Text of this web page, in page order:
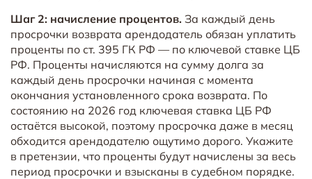
Шаг 2: начисление процентов. За каждый день
просрочки возврата арендодатель обязан уплатить
проценты по ст. 395 ГК РФ — по ключевой ставке ЦБ
РФ. Проценты начисляются на сумму долга за
каждый день просрочки начиная с момента
окончания установленного срока возврата. По
состоянию на 2026 год ключевая ставка ЦБ РФ
остаётся высокой, поэтому просрочка даже в месяц
обходится арендодателю ощутимо дорого. Укажите
в претензии, что проценты будут начислены за весь
период просрочки и взысканы в судебном порядке.